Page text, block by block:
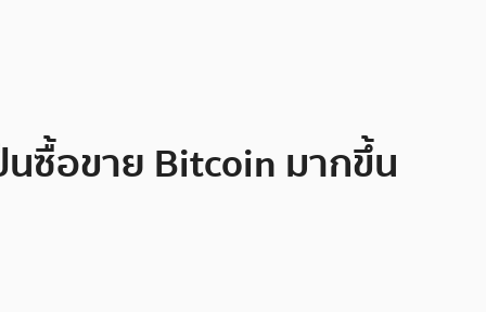
ซื้อขาย Bitcoin มากขึ้น